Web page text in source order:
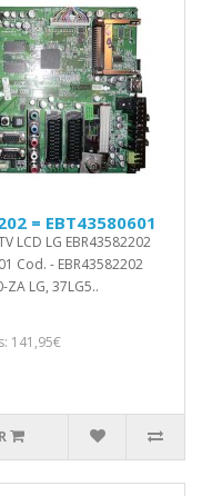
= EBT43580601
LCD LG EBR43582202
Cod. - EBR43582202
ZA LG, 37LG5..
141,95€